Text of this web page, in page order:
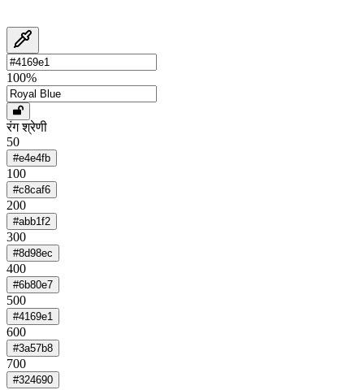
100%
रंग श्रेणी
50
#e4e4fb
100
#c8caf6
200
#abb1f2
300
#8d98ec
400
#6b80e7
500
#4169e1
600
#3a57b8
700
#324690